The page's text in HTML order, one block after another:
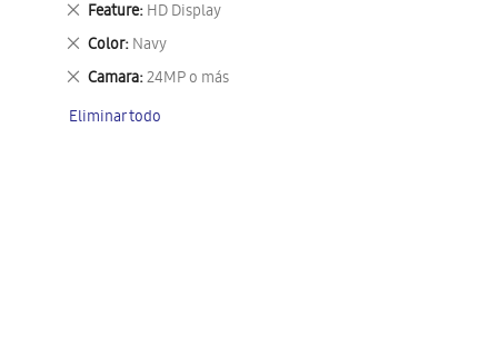
Feature HD Display
Eliminar
este
artículo
Color Navy
Eliminar
este
artículo
Camara 24MP o más
Eliminar
artículo
Eliminar todo